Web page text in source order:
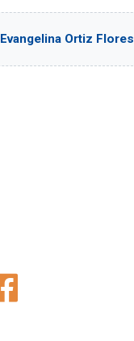
Evangelina Ortiz Flores